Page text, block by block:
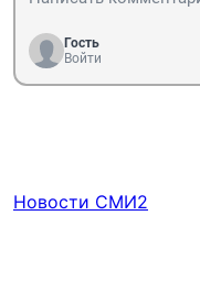
Гость
Войти
Новости СМИ2